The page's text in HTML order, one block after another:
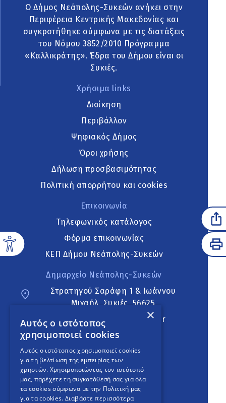
Ο Δήμος Νεάπολης-Συκεών ανήκει στην
Περιφέρεια Κεντρικής Μακεδονίας και
συγκροτήθηκε σύμφωνα με τις διατάξεις
του Νόμου 3852/2010 Πρόγραμμα
«Καλλικράτης». Έδρα του Δήμου είναι οι
Συκιές.
Χρήσιμα links
Διοίκηση
Περιβάλλον
Ψηφιακός Δήμος
Όροι χρήσης
Δήλωση προσβασιμότητας
Πολιτική απορρήτου και cookies
Επικοινωνία
Τηλεφωνικός κατάλογος
Φόρμα επικοινωνίας
ΚΕΠ Δήμου Νεάπολης-Συκεών
Δημαρχείο Νεάπολης-Συκεών
Στρατηγού Σαράφη 1 & Ιωάννου
Μιχαήλ, Συκιές, 56625
neapoli.sykies@ddt.gov.gr
Ακολουθήστε
English Version
×
Αυτός ο ιστότοπος
χρησιμοποιεί cookies
Αυτός ο ιστότοπος χρησιμοποιεί cookies
για τη βελτίωση της εμπειρίας των
χρηστών. Χρησιμοποιώντας τον ιστότοπό
μας, παρέχετε τη συγκατάθεσή σας για όλα
τα cookies σύμφωνα με την Πολιτική μας
για τα cookies. Διαβάστε περισσότερα